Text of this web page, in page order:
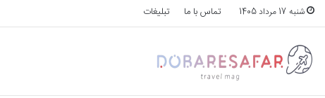
شنبه 17 مرداد 1405 تماس با ما تبلیغات